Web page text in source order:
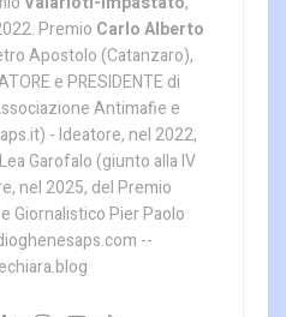
Premio Carlo Alberto
Apostolo (Catanzaro),
e PRESIDENTE di
Antimafie e
- Ideatore, nel 2022,
Garofalo (giunto alla IV
nel 2025, del Premio
Giornalistico Pier Paolo
--